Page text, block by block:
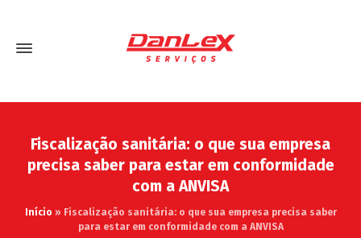
Fiscalização sanitária: o que sua empresa
precisa saber para estar em conformidade
com a ANVISA
Início » Fiscalização sanitária: o que sua empresa precisa saber
para estar em conformidade com a ANVISA